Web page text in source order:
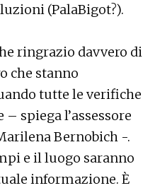
(PalaBigot?).
ringrazio davvero di
che stanno
tutte le verifiche
spiega l’assessore
Bernobich -.
e il luogo saranno
informazione. È